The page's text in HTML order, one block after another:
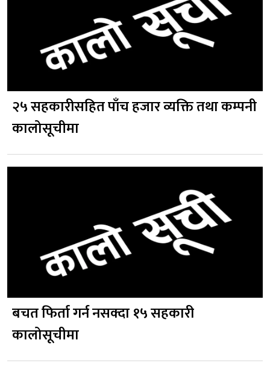
२५ सहकारीसहित पाँच हजार व्यक्ति तथा कम्पनी
कालोसूचीमा
बचत फिर्ता गर्न नसक्दा १५ सहकारी
कालोसूचीमा